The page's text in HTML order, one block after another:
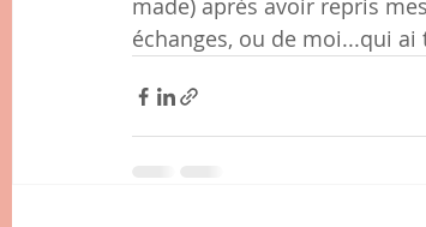
made) après avoir repris
échanges, ou de moi...qui